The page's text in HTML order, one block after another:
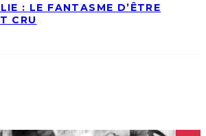
: LE FANTASME D’ÊTRE
CRU